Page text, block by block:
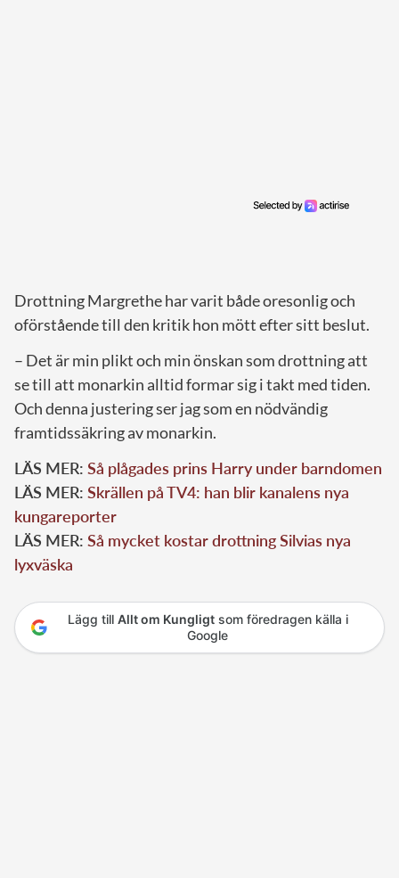
Drottning Margrethe har varit både oresonlig och
oförstående till den kritik hon mött efter sitt beslut.
– Det är min plikt och min önskan som drottning att
se till att monarkin alltid formar sig i takt med tiden.
Och denna justering ser jag som en nödvändig
framtidssäkring av monarkin.
LÄS MER: Så plågades prins Harry under barndomen
LÄS MER: Skrällen på TV4: han blir kanalens nya
kungareporter
LÄS MER: Så mycket kostar drottning Silvias nya
lyxväska
Lägg till Allt om Kungligtsom föredragen källa i
Google